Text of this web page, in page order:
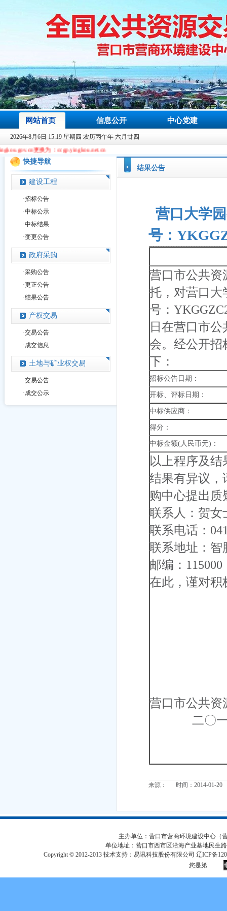
网站首页 信息公开 中心党建
2026年8月6日 15:19 星期四 农历丙午年 六月廿四
更换为：ccgp.yingkou.net.cn
快捷导航
建设工程
·招标公告
·中标公示
·中标结果
·变更公告
政府采购
·采购公告
·更正公告
·结果公告
产权交易
·交易公告
·成交信息
土地与矿业权交易
·交易公告
·成交公示
结果公告
营口大学
号：
营口市公共资
托，对营口大
号：
日在营口市
会。经公开招
下：
招标公告日期：
开标、评标日期：
中标供应商：
得分：
中标金额(人民币元)：
以上程序及
结果有异议，
购中心提出
联系人：贺女
联系电话：
联系地址：智
邮编：115000
在此，谨对积
营口市公共资
二〇一四
来源： 时间：2014-01-20
主办单位：营口市营商环境建设中心（
单位地址：营口市西市区沿海产业基地民生
Copyright © 2012-2013 技术支持：易讯科技股份有限公司 辽ICP备
您是第